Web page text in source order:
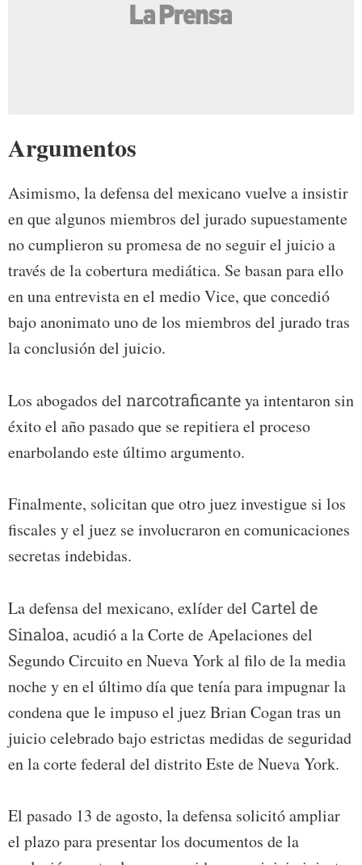
Argumentos
Asimismo, la defensa del mexicano vuelve a insistir
en que algunos miembros del jurado supuestamente
no cumplieron su promesa de no seguir el juicio a
través de la cobertura mediática. Se basan para ello
en una entrevista en el medio Vice, que concedió
bajo anonimato uno de los miembros del jurado tras
la conclusión del juicio.
Los abogados del narcotraficanteya intentaron sin
éxito el año pasado que se repitiera el proceso
enarbolando este último argumento.
Finalmente, solicitan que otro juez investigue si los
fiscales y el juez se involucraron en comunicaciones
secretas indebidas.
La defensa del mexicano, exlíder del Cartel de
Sinaloa, acudió a la Corte de Apelaciones del
Segundo Circuito en Nueva York al filo de la media
noche y en el último día que tenía para impugnar la
condena que le impuso el juez Brian Cogan tras un
juicio celebrado bajo estrictas medidas de seguridad
en la corte federal del distrito Este de Nueva York.
El pasado 13 de agosto, la defensa solicitó ampliar
el plazo para presentar los documentos de la